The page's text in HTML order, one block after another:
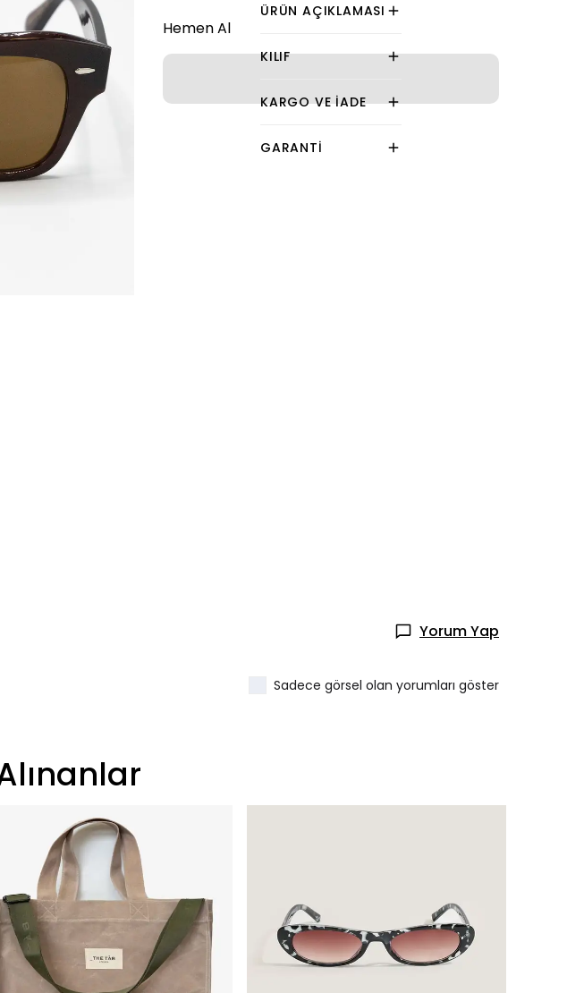
Hemen Al
ÜRÜN AÇIKLAMASI
KILIF
KARGO VE İADE
GARANTI
Yorum Yap
Sadece görsel olan yorumları göster